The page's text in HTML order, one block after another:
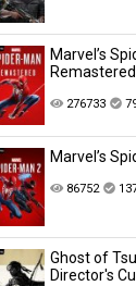
Marvel’s
276733
Marvel’s
86752
Ghost of
Director's